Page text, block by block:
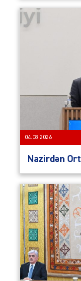
04.08.2026
Nazirdən